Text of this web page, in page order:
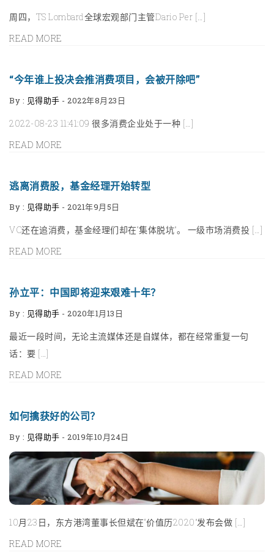
周四，TS Lombard全球宏观部门主管Dario Per […]
READ MORE
“今年谁上投决会推消费项目，会被开除吧”
By : 见得助手 - 2022年8月23日
2022-08-23 11:41:09 很多消费企业处于一种 […]
READ MORE
逃离消费股，基金经理开始转型
By : 见得助手 - 2021年9月5日
VC还在追消费，基金经理们却在“集体脱坑”。 一级市场消费投 […]
READ MORE
孙立平：中国即将迎来艰难十年？
By : 见得助手 - 2020年1月13日
最近一段时间，无论主流媒体还是自媒体，都在经常重复一句
话：要 […]
READ MORE
如何擒获好的公司？
By : 见得助手 - 2019年10月24日
10月23日，东方港湾董事长但斌在“价值历2020”发布会做 […]
READ MORE